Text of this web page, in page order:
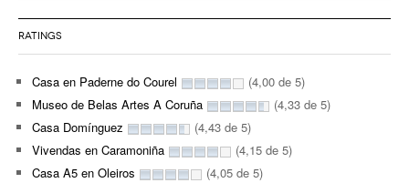
RATINGS
Casa en Paderne do Courel
(4,00 de 5)
Museo de Belas Artes A Coruña
(4,33 de 5)
Casa Domínguez
(4,43 de 5)
Vivendas en Caramoniña
(4,15 de 5)
Casa A5 en Oleiros
(4,05 de 5)